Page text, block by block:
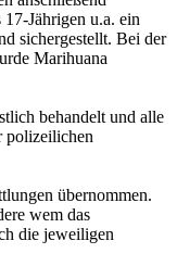
Jährigen u.a. ein
sichergestellt. Bei der
Marihuana
behandelt und alle
polizeilichen
übernommen.
wem das
die jeweiligen